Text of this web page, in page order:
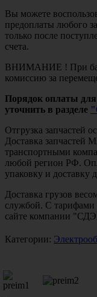
Вы можете
предоплаты любого
только после
счета.
ВНИМАНИЕ ! При
комиссию за
Порядок оплаты
уточнить в разделе
Отгрузка запчастей
Доставка запчастей
транспортными
любой регион РФ.
упаковку и доставку
Доставка грузов
службой. С тарифами
сайте компании
Категории: